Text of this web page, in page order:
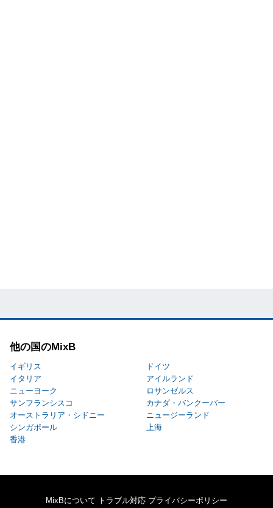
他の国のMixB
イギリス
ドイツ
イタリア
アイルランド
ニューヨーク
ロサンゼルス
サンフランシスコ
カナダ・バンクーバー
オーストラリア・シドニー
ニュージーランド
シンガポール
上海
香港
MixBについて トラブル対応 プライバシーポリシー